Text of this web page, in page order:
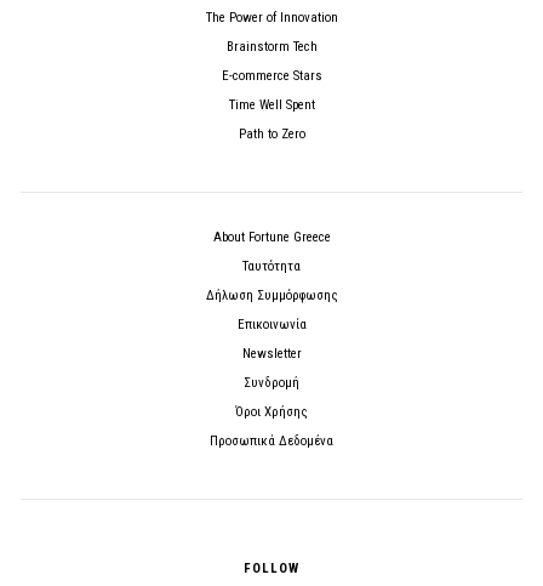
The Power of Innovation
Brainstorm Tech
E-commerce Stars
Time Well Spent
Path to Zero
About Fortune Greece
Ταυτότητα
Δήλωση Συμμόρφωσης
Επικοινωνία
Newsletter
Συνδρομή
Όροι Χρήσης
Προσωπικά Δεδομένα
FOLLOW